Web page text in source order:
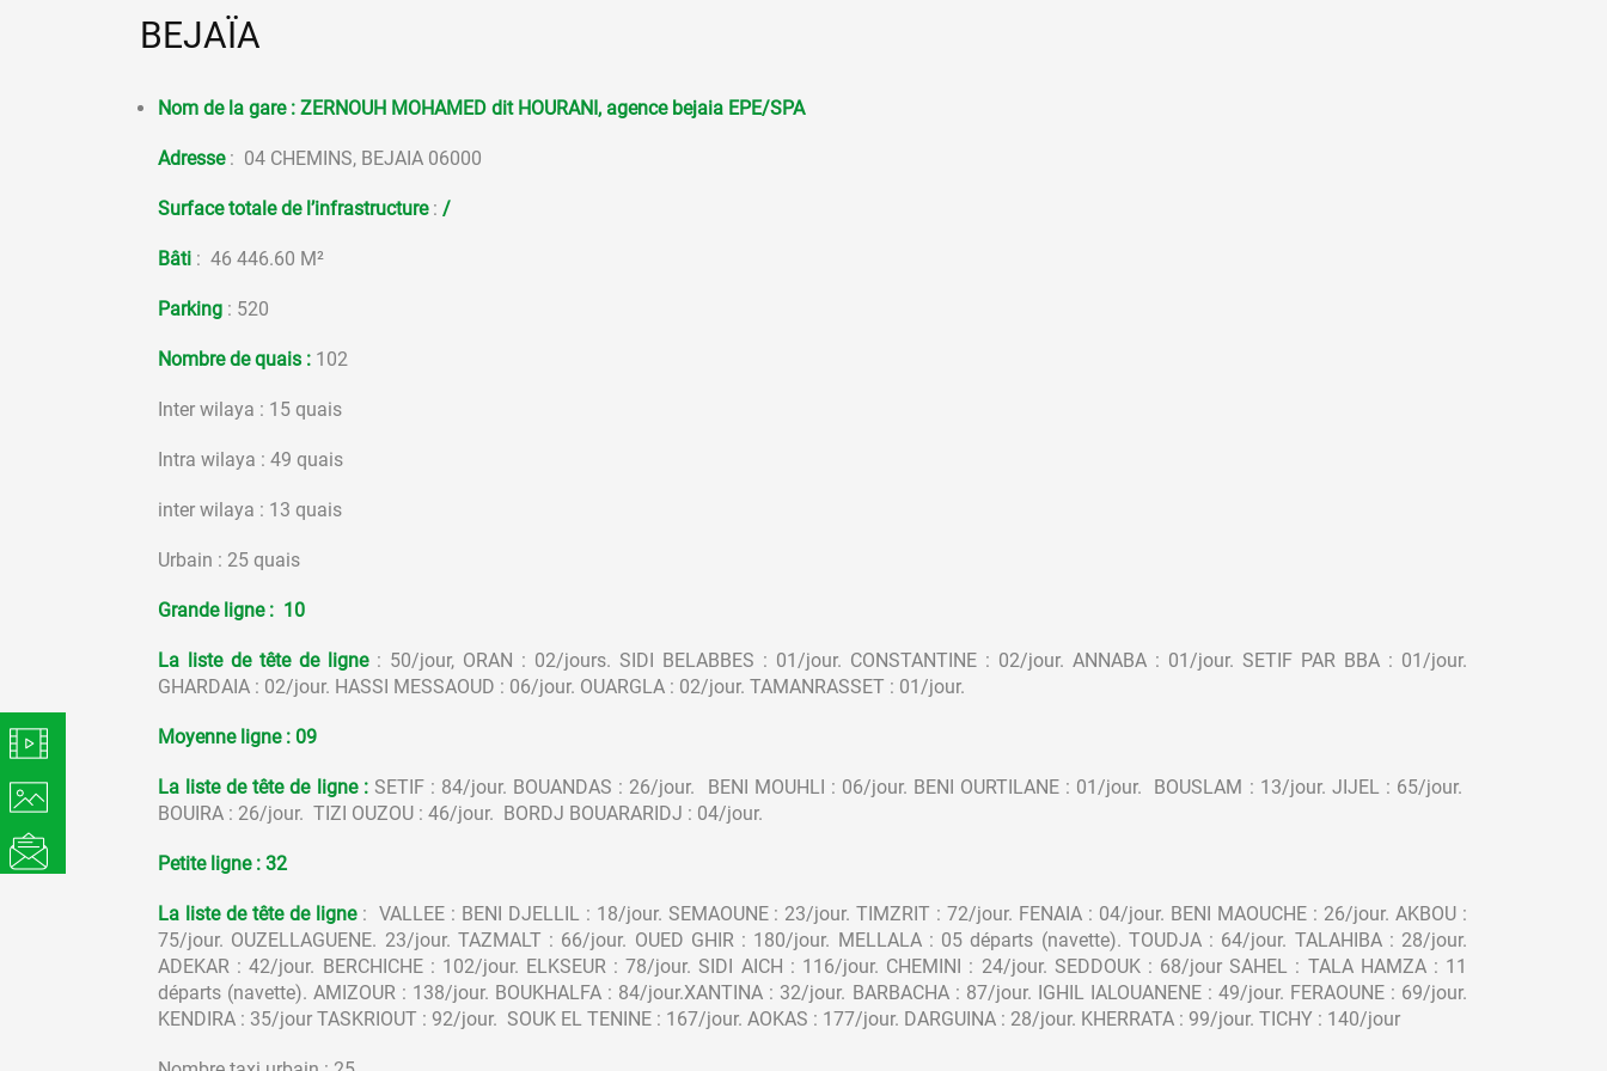
BEJAÏA
Nom de la gare : ZERNOUH MOHAMED dit HOURANI, agence bejaia EPE/SPA
Adresse : 04 CHEMINS, BEJAIA 06000
Surface totale de l’infrastructure: /
Bâti : 46 446.60 M²
Parking : 520
Nombre de quais : 102
Inter wilaya : 15 quais
Intra wilaya : 49 quais
inter wilaya : 13 quais
Urbain : 25 quais
Grande ligne : 10
La liste de tête de ligne : 50/jour, ORAN : 02/jours. SIDI BELABBES : 01/jour. CONSTANTINE : 02/jour. ANNABA : 01/jour. SETIF PAR BBA : 01/jour.
GHARDAIA : 02/jour. HASSI MESSAOUD : 06/jour. OUARGLA : 02/jour. TAMANRASSET : 01/jour.
Moyenne ligne : 09
La liste de tête de ligne : SETIF : 84/jour. BOUANDAS : 26/jour. BENI MOUHLI : 06/jour. BENI OURTILANE : 01/jour. BOUSLAM : 13/jour. JIJEL : 65/jour.
BOUIRA : 26/jour. TIZI OUZOU : 46/jour. BORDJ BOUARARIDJ : 04/jour.
Petite ligne : 32
La liste de tête de ligne : VALLEE : BENI DJELLIL : 18/jour. SEMAOUNE : 23/jour. TIMZRIT : 72/jour. FENAIA : 04/jour. BENI MAOUCHE : 26/jour. AKBOU :
75/jour. OUZELLAGUENE. 23/jour. TAZMALT : 66/jour. OUED GHIR : 180/jour. MELLALA : 05 départs (navette). TOUDJA : 64/jour. TALAHIBA : 28/jour.
ADEKAR : 42/jour. BERCHICHE : 102/jour. ELKSEUR : 78/jour. SIDI AICH : 116/jour. CHEMINI : 24/jour. SEDDOUK : 68/jour SAHEL : TALA HAMZA : 11
départs (navette). AMIZOUR : 138/jour. BOUKHALFA : 84/jour.XANTINA : 32/jour. BARBACHA : 87/jour. IGHIL IALOUANENE : 49/jour. FERAOUNE : 69/jour.
KENDIRA : 35/jour TASKRIOUT : 92/jour. SOUK EL TENINE : 167/jour. AOKAS : 177/jour. DARGUINA : 28/jour. KHERRATA : 99/jour. TICHY : 140/jour